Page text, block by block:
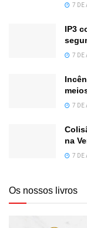
7 DE
IP3
7 DE
7 DE
na
7 DE
Os nossos livros